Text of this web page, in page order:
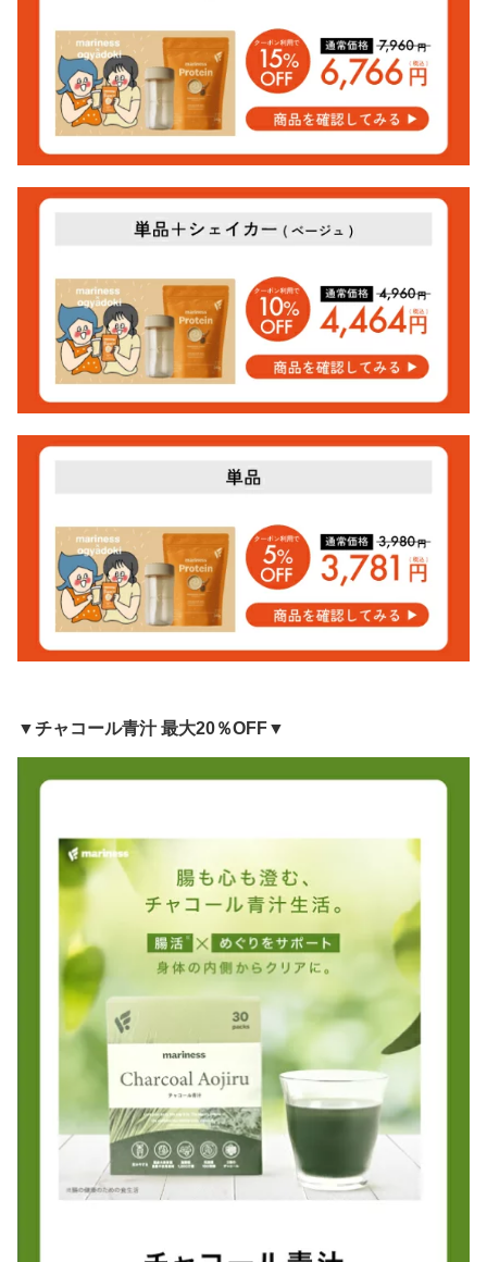
▼チャコール青汁 最大20％OFF▼